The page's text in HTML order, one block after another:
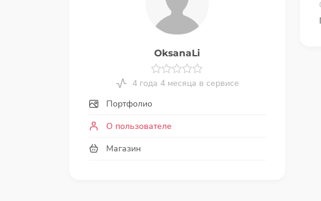
OksanaLi
4 года 4 месяца в сервисе
Портфолио
О пользователе
Магазин